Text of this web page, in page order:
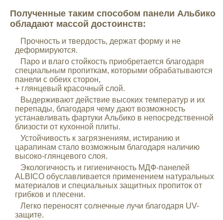
Полученные таким способом панели Альбико
обладают массой достоинств:
Прочность и твердость, держат форму и не
деформируются.
Паро и влаго стойкость приобретается благодаря
специальным пропиткам, которыми обрабатываются
панели с обеих сторон,
+ глянцевый красочный слой.
Выдерживают действие высоких температур и их
перепады, благодаря чему дают возможность
устанавливать фартуки Альбико в непосредственной
близости от кухонной плиты.
Устойчивость к загрязнениям, истиранию и
царапинам стало возможным благодаря наличию
высоко-глянцевого слоя.
Экологичность и гигиеничность МДФ-панелей
ALBICO обуславливается применением натуральных
материалов и специальных защитных пропиток от
грибков и плесени.
Легко переносят солнечные лучи благодаря UV-
защите.